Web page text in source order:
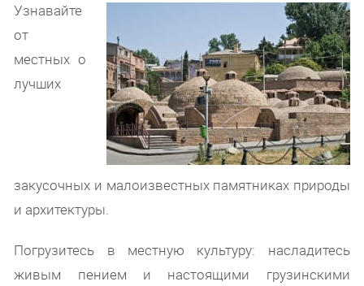
Узнавайте
от
местных о
лучших
закусочных и малоизвестных памятниках природы
и архитектуры.
Погрузитесь в местную культуру: насладитесь
живым пением и настоящими грузинскими